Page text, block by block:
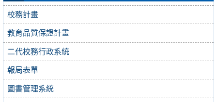
校務計畫
教育品質保證計畫
二代校務行政系統
報局表單
圖書管理系統